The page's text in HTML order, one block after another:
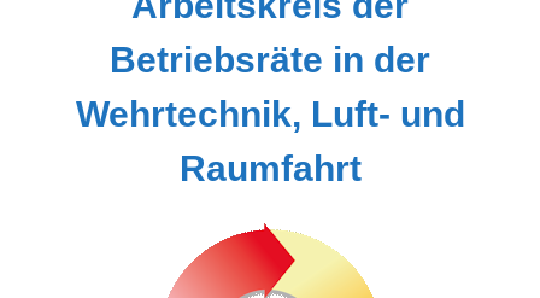
Betriebsräte in der
Wehrtechnik, Luft- und
Raumfahrt